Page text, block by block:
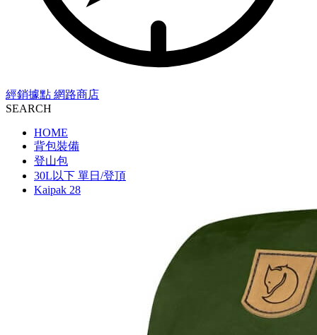
經銷據點 網路商店
SEARCH
HOME
背包裝備
登山包
30L以下 單日/登頂
Kaipak 28